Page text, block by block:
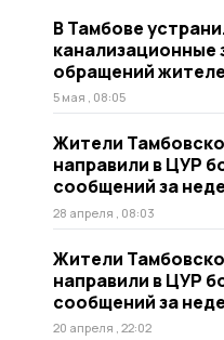
В Тамбове
канализационные
обращений
5 мая , 08:05
Жители
направили в ЦУР
сообщений за
28 апреля , 08:03
Жители
направили в ЦУР
сообщений за
20 апреля , 22:02